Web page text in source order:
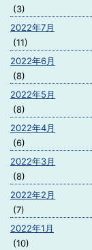
(3)
2022年7月
(11)
2022年6月
(8)
2022年5月
(8)
2022年4月
(6)
2022年3月
(8)
2022年2月
(7)
2022年1月
(10)